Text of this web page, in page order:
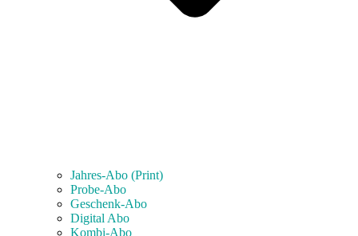
Jahres-Abo (Print)
Probe-Abo
Geschenk-Abo
Digital Abo
Kombi-Abo